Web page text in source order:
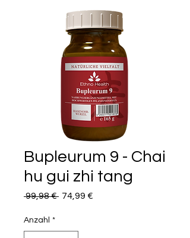
Bupleurum 9 - Chai
hu gui zhi tang
99,98 € Standardpreis
74,99 €
Anzahl *